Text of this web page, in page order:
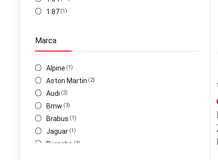
1:87 (1)
Marca
Alpine (1)
Aston Martin (2)
Audi (2)
Bmw (3)
Brabus (1)
Jaguar (1)
Porsche (3)